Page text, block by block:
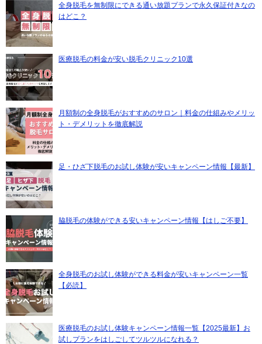
全身脱毛を無制限にできる通い放題プランで永久保証付きなの
はどこ？
医療脱毛の料金が安い脱毛クリニック10選
月額制の全身脱毛がおすすめのサロン｜料金の仕組みやメリッ
ト・デメリットを徹底解説
足・ひざ下脱毛のお試し体験が安いキャンペーン情報【最新】
脇脱毛の体験ができる安いキャンペーン情報【はしご不要】
全身脱毛のお試し体験ができる料金が安いキャンペーン一覧
【必読】
医療脱毛のお試し体験キャンペーン情報一覧【2025最新】お
試しプランをはしごしてツルツルになれる？